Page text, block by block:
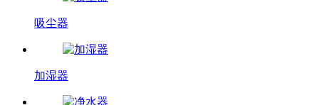
吸尘器
加湿器